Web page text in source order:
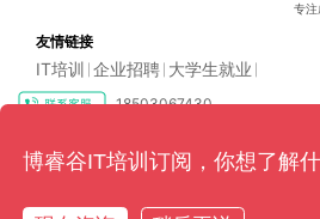
（HTTPS）等。
- UDP (User Datagram Protocol)
-特点：无连接、低延迟、无可靠
-端口：53 （DNS）、67/68
专注
友情链接
IT培训 企业招聘 大学生就业
18503067430
Copyright ©2016-2024 博睿（广州）科技有
备17128079号-4
博睿谷IT培训订阅，你想了解